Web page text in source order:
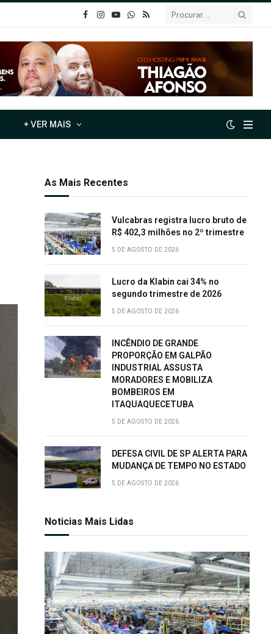
o
Instagram
YouTube
Whatsapp
RSS
+ VER MAIS
As Mais Recentes
Vulcabras registra lucro bruto de
R$ 402,3 milhões no 2º trimestre
5 DE AGOSTO DE 2026
Lucro da Klabin cai 34% no
segundo trimestre de 2026
5 DE AGOSTO DE 2026
INCÊNDIO DE GRANDE
PROPORÇÃO EM GALPÃO
INDUSTRIAL ASSUSTA
MORADORES E MOBILIZA
BOMBEIROS EM
ITAQUAQUECETUBA
5 DE AGOSTO DE 2026
DEFESA CIVIL DE SP ALERTA PARA
MUDANÇA DE TEMPO NO ESTADO
5 DE AGOSTO DE 2026
Noticias Mais Lidas